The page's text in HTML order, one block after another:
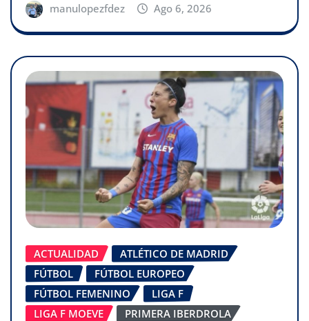
manulopezfdez Ago 6, 2026
ACTUALIDAD
ATLÉTICO DE MADRID
FÚTBOL
FÚTBOL EUROPEO
FÚTBOL FEMENINO
LIGA F
LIGA F MOEVE
PRIMERA IBERDROLA